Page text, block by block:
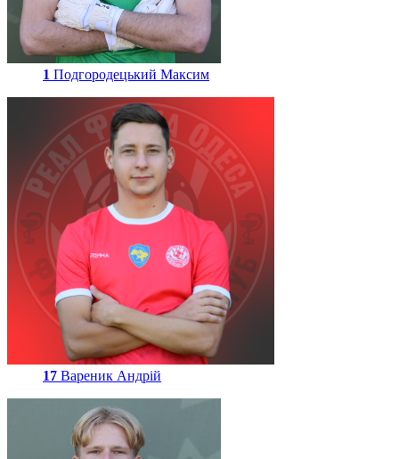
1 Подгородецький Максим
17 Вареник Андрій